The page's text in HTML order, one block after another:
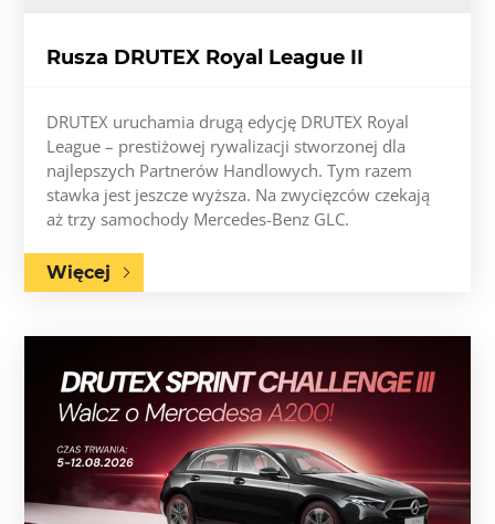
Rusza DRUTEX Royal League II
DRUTEX uruchamia drugą edycję DRUTEX Royal
League – prestiżowej rywalizacji stworzonej dla
najlepszych Partnerów Handlowych. Tym razem
stawka jest jeszcze wyższa. Na zwycięzców czekają
aż trzy samochody Mercedes-Benz GLC.
Więcej